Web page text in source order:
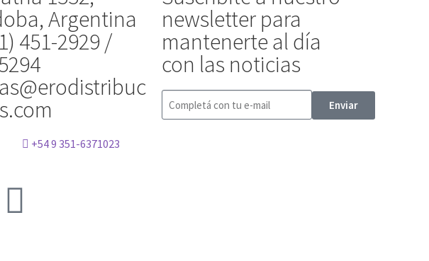
Argentina
451-2929 /
+54 9 351-6371023
newsletter para
mantenerte al día
con las noticias
Enviar